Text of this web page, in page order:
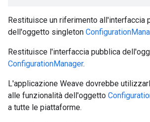
Restituisce un riferimento all'interfaccia
dell'oggetto singleton
Restituisce l'interfaccia pubblica
ConfigurationManager.
L'applicazione Weave dovrebbe
alle funzionalità dell'oggetto
a tutte le piattaforme.